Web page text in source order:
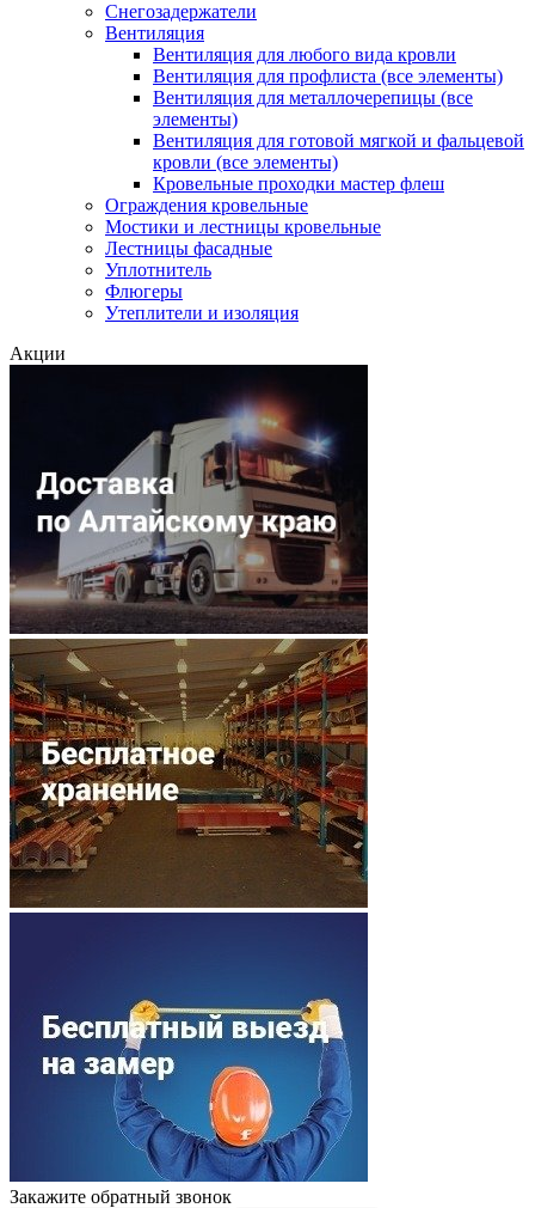
Снегозадержатели
Вентиляция
Вентиляция для любого вида кровли
Вентиляция для профлиста (все элементы)
Вентиляция для металлочерепицы (все
элементы)
Вентиляция для готовой мягкой и фальцевой
кровли (все элементы)
Кровельные проходки мастер флеш
Ограждения кровельные
Мостики и лестницы кровельные
Лестницы фасадные
Уплотнитель
Флюгеры
Утеплители и изоляция
Акции
Закажите обратный звонок